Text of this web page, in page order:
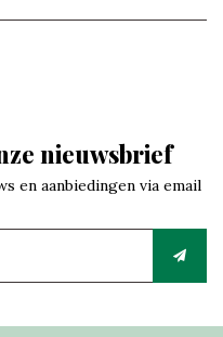
nieuwsbrief
en aanbiedingen via email